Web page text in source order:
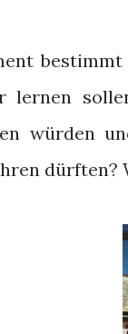
lernen
würden
dürften?